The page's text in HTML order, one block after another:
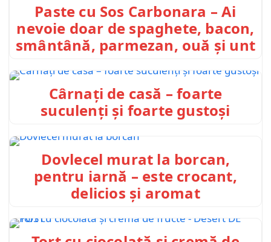
Paste cu Sos Carbonara – Ai
nevoie doar de spaghete, bacon,
smântână, parmezan, ouă și unt
Cârnați de casă – foarte
suculenți și foarte gustoși
Dovlecel murat la borcan,
pentru iarnă – este crocant,
delicios și aromat